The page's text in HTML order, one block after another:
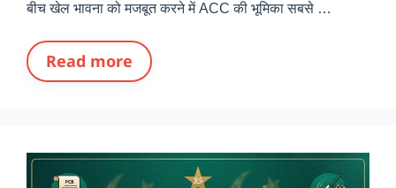
बीच खेल भावना को मजबूत करने में ACC की भूमिका सबसे …
Read more